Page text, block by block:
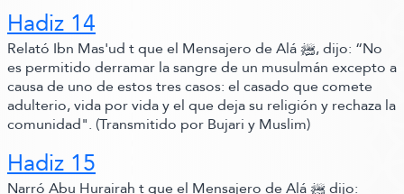
Hadiz 14
Relató Ibn Mas'ud t que el Mensajero de Alá ﷺ‬,dijo: “No
es permitido derramar la sangre de un musulmán excepto a
causa de uno de estos tres casos: el casado que comete
adulterio, vida por vida y el que deja su religión y rechaza la
comunidad". (Transmitido por Bujari y Muslim)
Hadiz 15
Narró Abu Hurairah t que el Mensajero de Alá ﷺ‬ dijo: